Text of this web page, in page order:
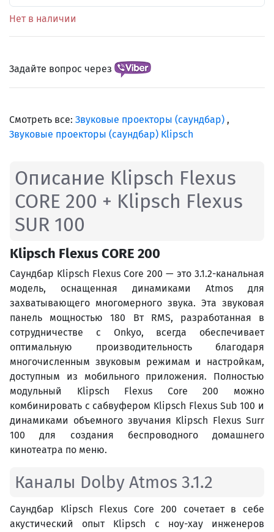
Нет в наличии
Задайте вопрос через
Смотреть все: Звуковые проекторы (саундбар) ,
Звуковые проекторы (саундбар) Klipsch
Описание Klipsch Flexus
CORE 200 + Klipsch Flexus
SUR 100
Klipsch Flexus CORE 200
Саундбар Klipsch Flexus Core 200 — это 3.1.2-канальная
модель, оснащенная динамиками Atmos для
захватывающего многомерного звука. Эта звуковая
панель мощностью 180 Вт RMS, разработанная в
сотрудничестве с Onkyo, всегда обеспечивает
оптимальную производительность благодаря
многочисленным звуковым режимам и настройкам,
доступным из мобильного приложения. Полностью
модульный Klipsch Flexus Core 200 можно
комбинировать с сабвуфером Klipsch Flexus Sub 100 и
динамиками объемного звучания Klipsch Flexus Surr
100 для создания беспроводного домашнего
кинотеатра по меню.
Каналы Dolby Atmos 3.1.2
Саундбар Klipsch Flexus Core 200 сочетает в себе
акустический опыт Klipsch с ноу-хау инженеров